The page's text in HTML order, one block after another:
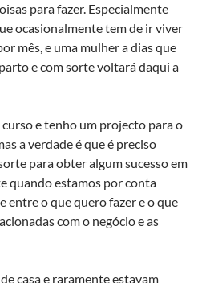
para fazer. Especialmente
ocasionalmente tem de ir viver
mês, e uma mulher a dias que
e com sorte voltará daqui a
e tenho um projecto para o
a verdade é que é preciso
para obter algum sucesso em
quando estamos por conta
entre o que quero fazer e o que
com o negócio e as
casa e raramente estavam